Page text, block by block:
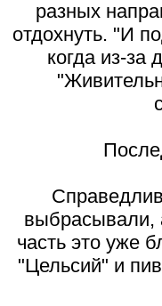
разных
отдохнуть. "И
когда из-за
выбрасывали,
часть это уже
"Цельсий" и